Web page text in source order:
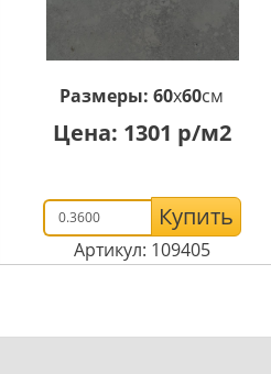
Размеры: 60x60см
Цена: 1301 р/м2
Купить
Артикул: 109405